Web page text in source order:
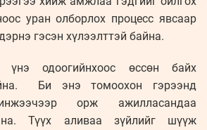
уран олборлох процесс явсаар
гэсэн хүлээлттэй байна.
одоогийнхоос өссөн байх
Би энэ томоохон гэрээнд
орж ажилласандаа
Түүх аливаа зүйлийг шүүж